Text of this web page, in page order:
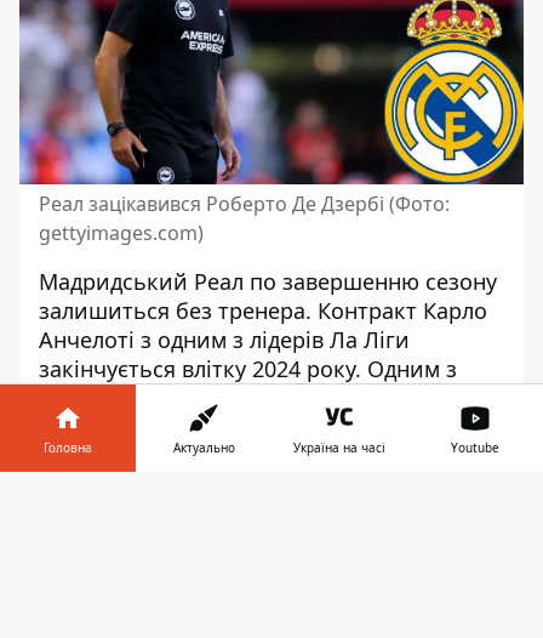
Реал зацікавився Роберто Де Дзербі (Фото:
gettyimages.com)
Мадридський Реал по завершенню сезону
залишиться без тренера. Контракт Карло
Анчелоті з одним з лідерів Ла Ліги
закінчується влітку 2024 року. Одним з
претендентів на посаду наставника
королівського клубу називають Роберто
Де Дзербі.
Головна Актуально Україна на часі Youtube